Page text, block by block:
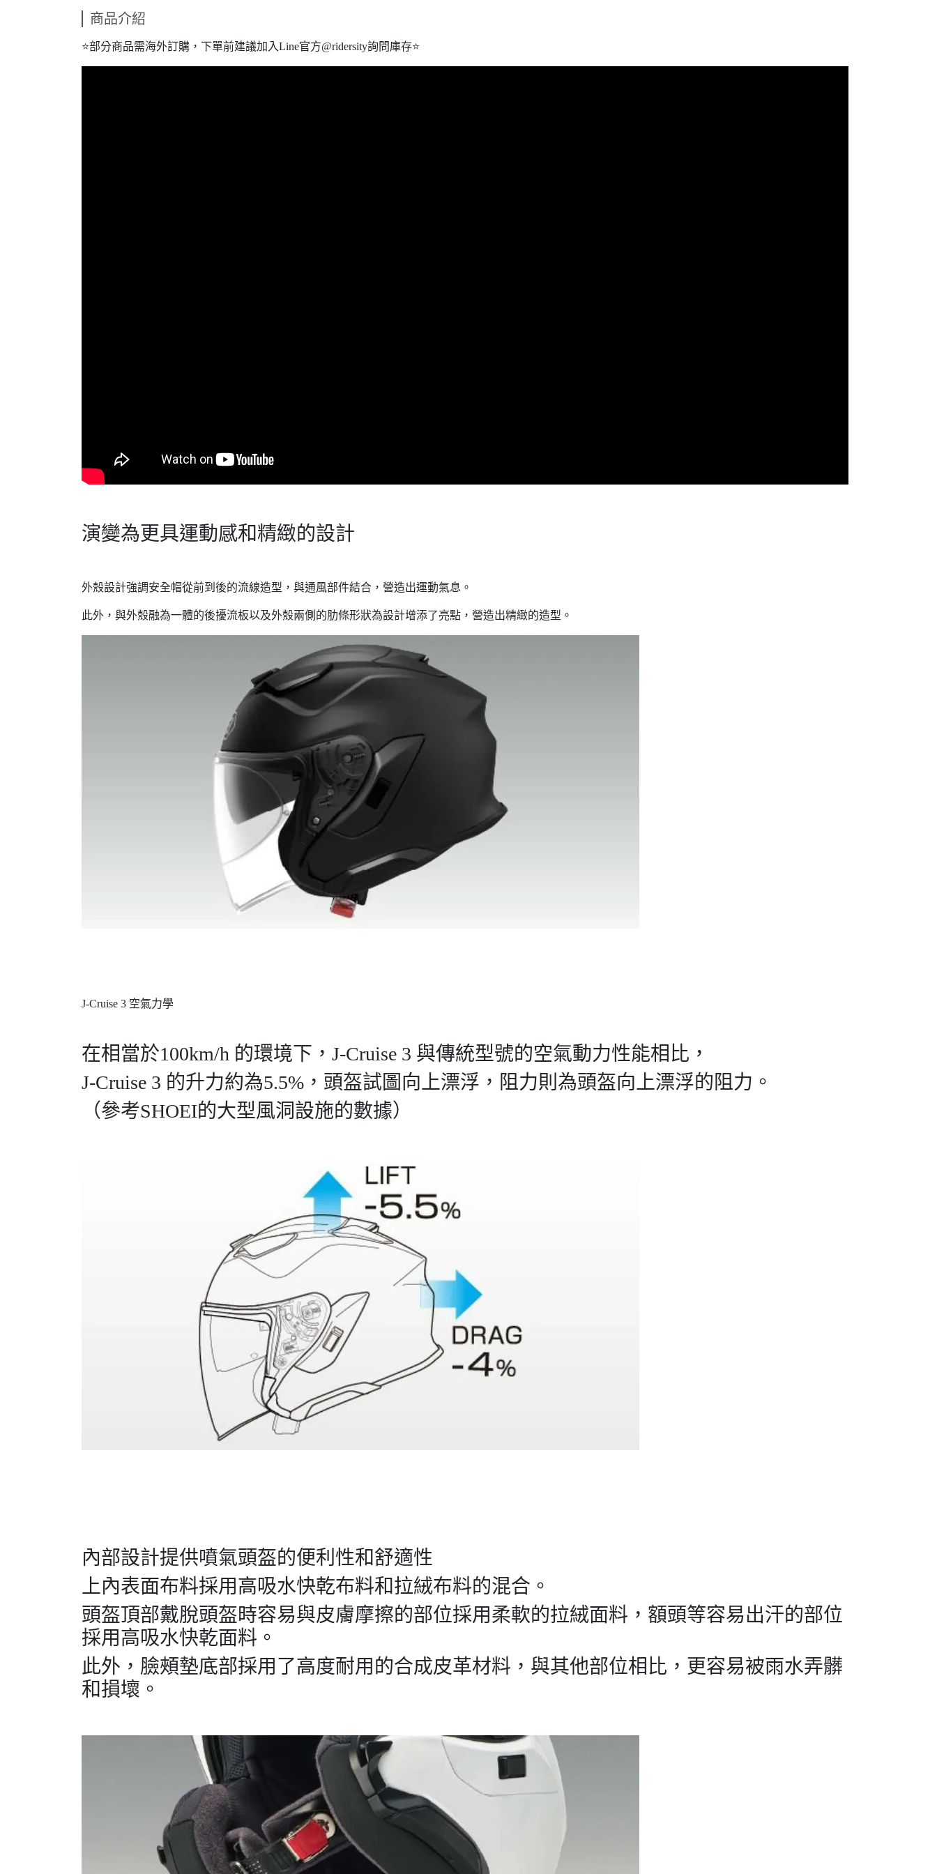
商品介紹
⭐️部分商品需海外訂購，下單前建議加入Line官方@ridersity詢問庫存⭐️
演變為更具運動感和精緻的設計
外殼設計強調安全帽從前到後的流線造型，與通風部件結合，營造出運動氣息。
此外，與外殼融為一體的後擾流板以及外殼兩側的肋條形狀為設計增添了亮點，營造出精緻的造型。
J-Cruise 3 空氣力學
在相當於100km/h 的環境下，J-Cruise 3 與傳統型號的空氣動力性能相比，
J-Cruise 3 的升力約為5.5%，頭盔試圖向上漂浮，阻力則為頭盔向上漂浮的阻力。
（參考SHOEI的大型風洞設施的數據）
內部設計提供噴氣頭盔的便利性和舒適性
上內表面布料採用高吸水快乾布料和拉絨布料的混合。
頭盔頂部戴脫頭盔時容易與皮膚摩擦的部位採用柔軟的拉絨面料，額頭等容易出汗的部位
採用高吸水快乾面料。
此外，臉頰墊底部採用了高度耐用的合成皮革材料，與其他部位相比，更容易被雨水弄髒
和損壞。